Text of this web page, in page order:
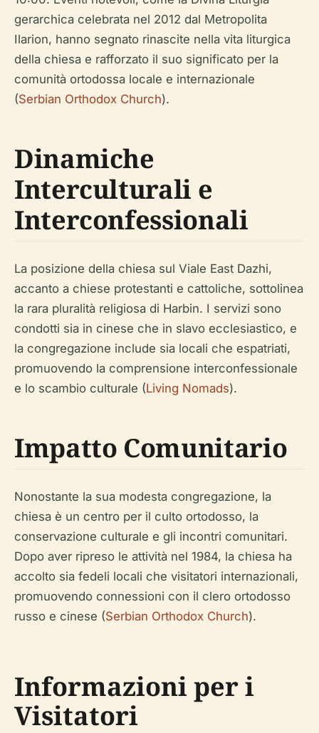
gerarchica celebrata nel 2012 dal Metropolita
Ilarion, hanno segnato rinascite nella vita liturgica
della chiesa e rafforzato il suo significato per la
comunità ortodossa locale e internazionale
(Serbian Orthodox Church).
Dinamiche
Interculturali e
Interconfessionali
La posizione della chiesa sul Viale East Dazhi,
accanto a chiese protestanti e cattoliche, sottolinea
la rara pluralità religiosa di Harbin. I servizi sono
condotti sia in cinese che in slavo ecclesiastico, e
la congregazione include sia locali che espatriati,
promuovendo la comprensione interconfessionale
e lo scambio culturale (Living Nomads).
Impatto Comunitario
Nonostante la sua modesta congregazione, la
chiesa è un centro per il culto ortodosso, la
conservazione culturale e gli incontri comunitari.
Dopo aver ripreso le attività nel 1984, la chiesa ha
accolto sia fedeli locali che visitatori internazionali,
promuovendo connessioni con il clero ortodosso
russo e cinese (Serbian Orthodox Church).
Informazioni per i
Visitatori